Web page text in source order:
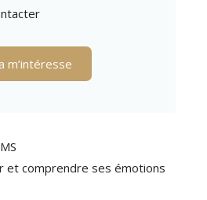
m’intéresse
et comprendre ses émotions